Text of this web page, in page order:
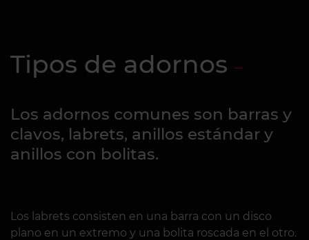
Tipos de adornos
Los adornos comunes son barras y
clavos, labrets, anillos estándar y
anillos con bolitas.
Los labrets consisten en una barra con un disco
plano en un extremo y una bolita roscada en el otro.